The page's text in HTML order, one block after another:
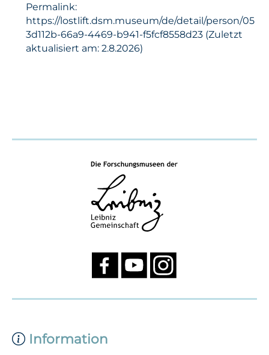
Permalink:
https://lostlift.dsm.museum/de/detail/person/05
3d112b-66a9-4469-b941-f5fcf8558d23 (Zuletzt
aktualisiert am: 2.8.2026)
Information